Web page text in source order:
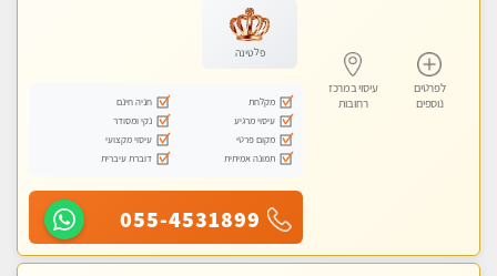
לפרטים
נוספים
עיסוי במרכז
רחובות
פלטינה
מקלחת
חניה חינם
עיסוי מרגיע
נקי ומסודר
מקום פרטי
עיסוי מקצועי
תמונה אמיתית
דוברת עיברית
055-4531899